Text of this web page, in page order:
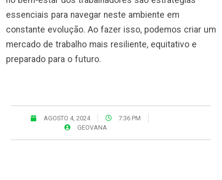
essenciais para navegar neste ambiente em
constante evolução. Ao fazer isso, podemos criar um
mercado de trabalho mais resiliente, equitativo e
preparado para o futuro.
AGOSTO 4, 2024
7:36 PM
GEOVANA